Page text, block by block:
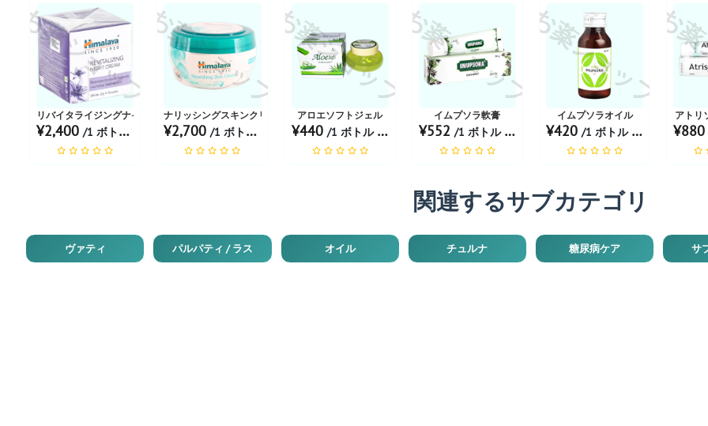
お薬ショップ
リバイタライジングナイトクリーム
¥2,400 /1 ボトル あたり
お薬ショップ
ナリッシングスキンクリーム
¥2,700/1 ボトル あたり
お薬ショップ
アロエソフトジェル
¥440 /1 ボトル あたり
お薬ショップ
イムプソラ軟膏
¥552 /1 ボトル あたり
お薬ショップ
イムプソラオイル
¥420 /1 ボトル あたり
お
アトリ
関連するサブカテゴリ
ヴァティ パルパティ / ラス オイル チュルナ 糖尿病ケア サ